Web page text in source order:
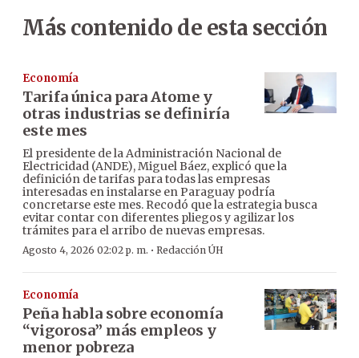
Más contenido de esta sección
Economía
Tarifa única para Atome y
otras industrias se definiría
este mes
El presidente de la Administración Nacional de
Electricidad (ANDE), Miguel Báez, explicó que la
definición de tarifas para todas las empresas
interesadas en instalarse en Paraguay podría
concretarse este mes. Recodó que la estrategia busca
evitar contar con diferentes pliegos y agilizar los
trámites para el arribo de nuevas empresas.
Agosto 4, 2026 02:02 p. m. · Redacción ÚH
Economía
Peña habla sobre economía
“vigorosa” más empleos y
menor pobreza